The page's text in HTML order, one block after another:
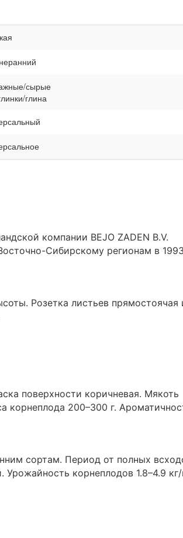
сырые
глина
компании BEJO ZADEN B.V.
Сибирскому регионам в
Розетка листьев прямостоячая
поверхности коричневая. Мякоть
корнеплода 200–300 г.
сортам. Период от полных
Урожайность корнеплодов 1.8–4.9